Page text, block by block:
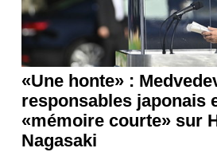
«Une honte» :
responsables japonais
«mémoire courte» sur
Nagasaki